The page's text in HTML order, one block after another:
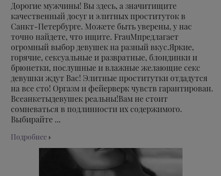
Дорогие мужчины! Вы здесь, а значитищите
качественный досуг и элитных проституток в
Санкт-Петербурге. Можете быть уверены, у нас
точно найдете, что ищите. FrauMпредлагает
огромный выбор девушек на разный вкус.Яркие,
горячие, сексуальные и развратные, блондинки и
брюнетки, послушные и влажные желающие секс
девушки ждут Вас! Элитные проститутки отдадутся
на все сто! Оргазм и фейерверк чувств гарантирован.
Всеанкетыдевушек реальны!Вам не стоит
сомневаться в подлинности их содержимого.
Выбирайте ...
Подробнее